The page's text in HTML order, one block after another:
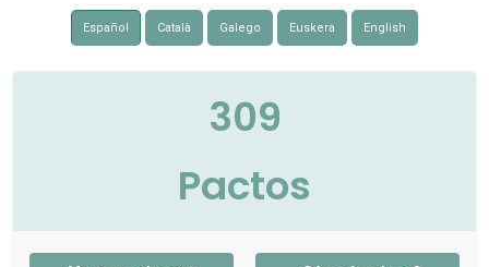
Español Català Galego Euskera English
309
Pactos